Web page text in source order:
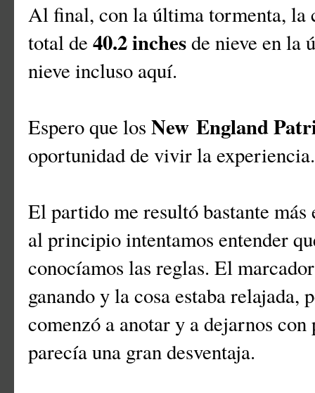
Al final, con la última tormenta, la
total de 40.2 inchesde nieve en la
nieve incluso aquí.
Espero que los New England
oportunidad de vivir la
El partido me resultó bastante
al principio intentamos entender
conocíamos las reglas. El
ganando y la cosa estaba relajada,
comenzó a anotar y a dejarnos
parecía una gran desventaja.